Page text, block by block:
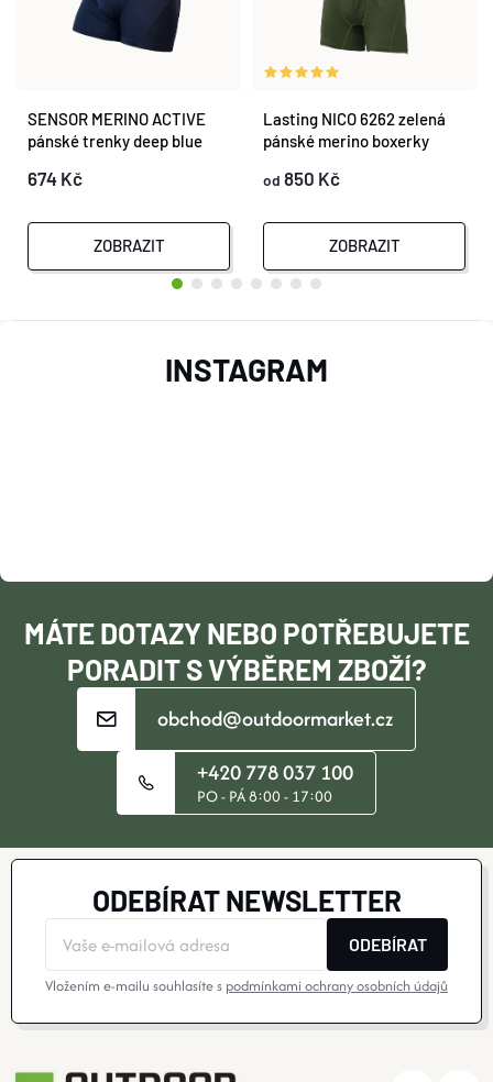
SENSOR MERINO ACTIVE
pánské trenky deep blue
674 Kč
ZOBRAZIT
Lasting NICO 6262 zelená
pánské merino boxerky
od 850 Kč
ZOBRAZIT
T
MÁTE DOTAZY NEBO POTŘEBUJETE
PORADIT S VÝBĚREM ZBOŽÍ?
obchod@outdoormarket.cz
+420 778 037 100
PO - PÁ 8:00 - 17:00
INSTAGRAM
ODEBÍRAT NEWSLETTER
ODEBÍRAT
Vložením e-mailu souhlasíte s podmínkami ochrany osobních údajů